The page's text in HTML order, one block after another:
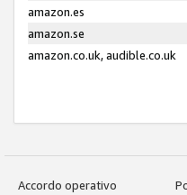
amazon.es
amazon.se
amazon.co.uk, audible.co.uk
Accordo operativo